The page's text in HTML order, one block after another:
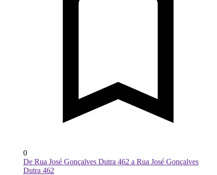
0
De Rua José Gonçalves Dutra 462 a Rua José Gonçalves
Dutra 462